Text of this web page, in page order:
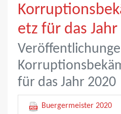
etz für das
für das Jahr 2020
Buergermeister 2020